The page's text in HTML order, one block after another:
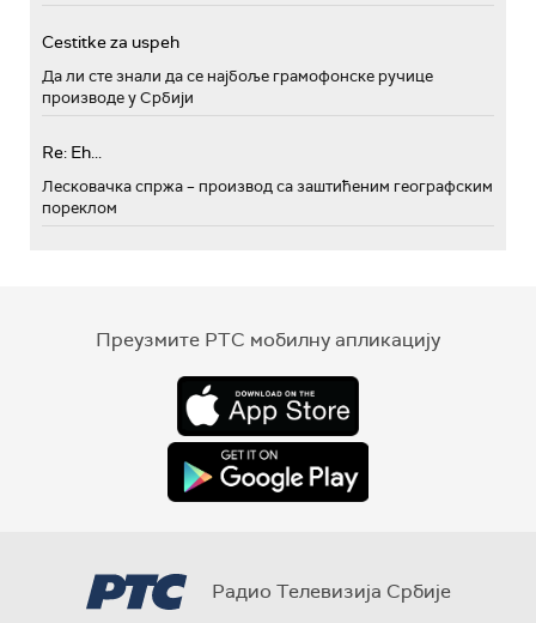
Cestitke za uspeh
Да ли сте знали да се најбоље грамофонске ручице
производе у Србији
Re: Eh...
Лесковачка спржа – производ са заштићеним географским
пореклом
Преузмите РТС мобилну апликацију
Радио Телевизија Србије